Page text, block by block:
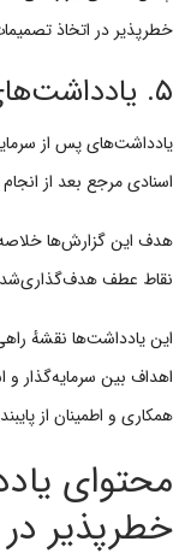
خطرپذیر در اتخاذ
۵. یادداشت‌های پس از سرمایه‌گذاری
اسنادی مرجع بعد از
هدف این گزارش‌ها
نقاط عطف
این یادداشت‌ها نقشهٔ
اهداف بین سرمایه‌گذار
همکاری و اطمینان از
محتوای
خطرپذیر